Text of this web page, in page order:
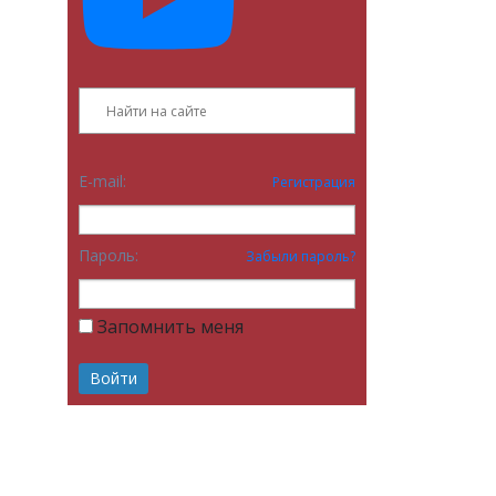
E-mail: Регистрация
Пароль: Забыли пароль?
Запомнить меня